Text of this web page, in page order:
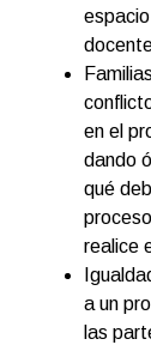
en el
dando
qué
realice
a un
las